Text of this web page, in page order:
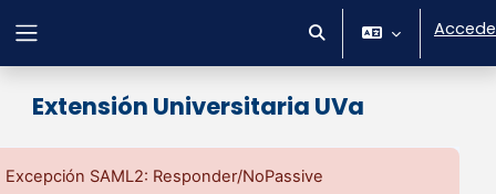
Selector de búsqueda
Extensión Universitaria UVa
Excepción SAML2: Responder/NoPassive